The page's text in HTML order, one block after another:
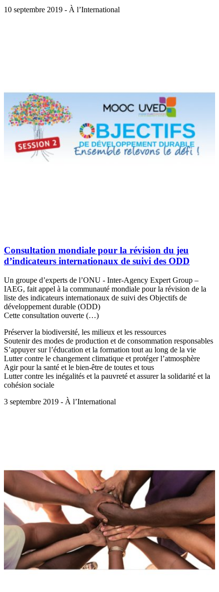
10 septembre 2019 - À l’International
Consultation mondiale pour la révision du jeu
d’indicateurs internationaux de suivi des ODD
Un groupe d’experts de l’ONU - Inter-Agency Expert Group –
IAEG, fait appel à la communauté mondiale pour la révision de la
liste des indicateurs internationaux de suivi des Objectifs de
développement durable (ODD)
Cette consultation ouverte (…)
Préserver la biodiversité, les milieux et les ressources
Soutenir des modes de production et de consommation responsables
S’appuyer sur l’éducation et la formation tout au long de la vie
Lutter contre le changement climatique et protéger l’atmosphère
Agir pour la santé et le bien-être de toutes et tous
Lutter contre les inégalités et la pauvreté et assurer la solidarité et la
cohésion sociale
3 septembre 2019 - À l’International